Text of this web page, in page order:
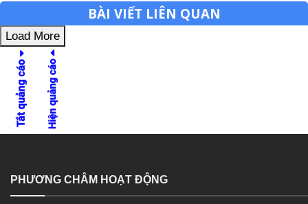
BÀI VIẾT LIÊN QUAN
Load More
PHƯƠNG CHÂM HOẠT ĐỘNG